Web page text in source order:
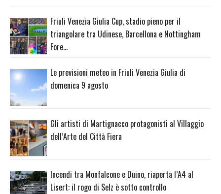
Friuli Venezia Giulia Cup, stadio pieno per il
triangolare tra Udinese, Barcellona e Nottingham
Fore…
Le previsioni meteo in Friuli Venezia Giulia di
domenica 9 agosto
Gli artisti di Martignacco protagonisti al Villaggio
dell’Arte del Città Fiera
Incendi tra Monfalcone e Duino, riaperta l’A4 al
Lisert: il rogo di Selz è sotto controllo